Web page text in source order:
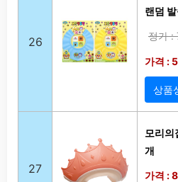
26
랜덤
정가 :
가격 :
상품
27
모리의
개
가격 :